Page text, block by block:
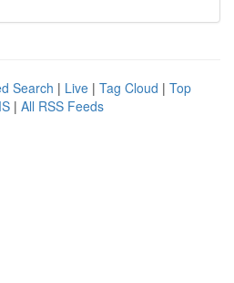
Search | Live | Tag Cloud | Top
| All RSS Feeds